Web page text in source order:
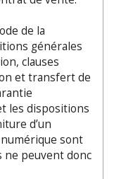
de la
générales
clauses
et transfert de
les dispositions
d’un
sont
ne peuvent donc